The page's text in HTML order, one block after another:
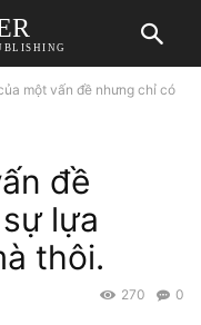
một vấn đề nhưng chỉ có
đề
lựa
thôi.
0
270